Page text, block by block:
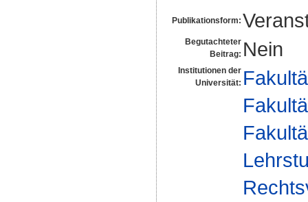
Publikationsform:
Begutachteter
Beitrag: Nein
Institutionen der
Universität: